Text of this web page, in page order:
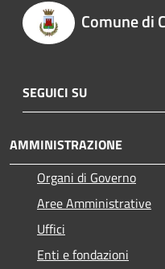
Comune di
SEGUICI SU
AMMINISTRAZIONE
Organi di Governo
Aree Amministrative
Uffici
Enti e fondazioni